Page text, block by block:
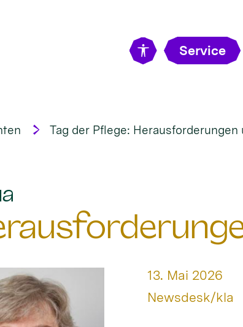
Service
Tag der Pflege: Herausforderungen
Datum:
13. Mai 2026
Von:
Newsdesk/kla